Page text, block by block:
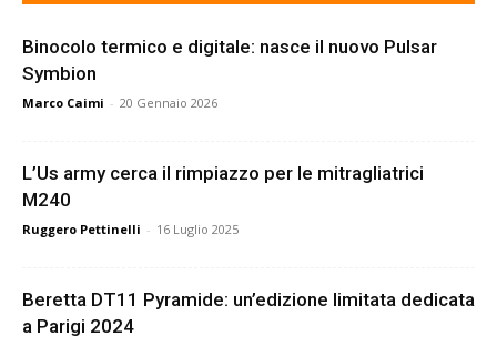
Binocolo termico e digitale: nasce il nuovo Pulsar
Symbion
Marco Caimi - 20 Gennaio 2026
L’Us army cerca il rimpiazzo per le mitragliatrici
M240
Ruggero Pettinelli - 16 Luglio 2025
Beretta DT11 Pyramide: un’edizione limitata dedicata
a Parigi 2024